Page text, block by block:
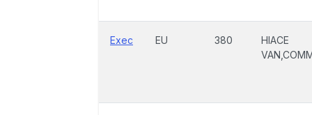
Exec EU 380
HIACE